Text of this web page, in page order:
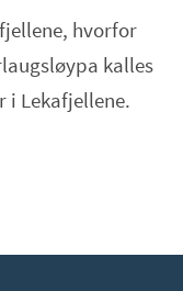
hvorfor
kalles
i Lekafjellene.